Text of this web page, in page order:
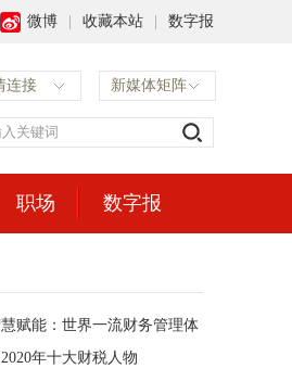
微博 收藏本站 数字报
连接 新媒体矩阵
职场 数字报
赋能：世界一流财务管理体
年十大财税人物